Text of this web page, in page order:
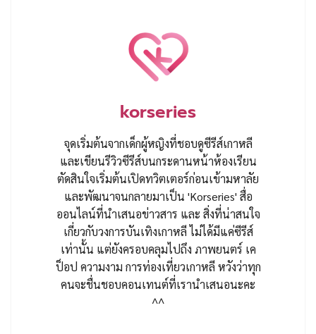
korseries
จุดเริ่มต้นจากเด็กผู้หญิงที่ชอบดูซีรีส์เกาหลี
และเขียนรีวิวซีรีส์บนกระดานหน้าห้องเรียน
ตัดสินใจเริ่มต้นเปิดทวิตเตอร์ก่อนเข้ามหาลัย
และพัฒนาจนกลายมาเป็น 'Korseries' สื่อ
ออนไลน์ที่นำเสนอข่าวสาร และ สิ่งที่น่าสนใจ
เกี่ยวกับวงการบันเทิงเกาหลี ไม่ได้มีแค่ซีรีส์
เท่านั้น แต่ยังครอบคลุมไปถึง ภาพยนตร์ เค
ป็อป ความงาม การท่องเที่ยวเกาหลี หวังว่าทุก
คนจะชื่นชอบคอนเทนต์ที่เรานำเสนอนะคะ
^^